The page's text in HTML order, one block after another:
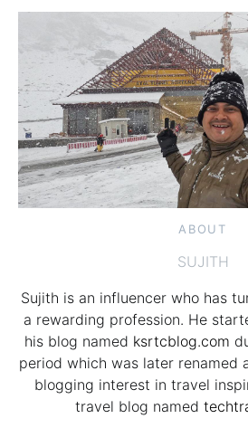
ABOUT
SUJITH
Sujith is an influencer who has
a rewarding profession. He
his blog named ksrtcblog.com
period which was later renamed
blogging interest in travel
travel blog named